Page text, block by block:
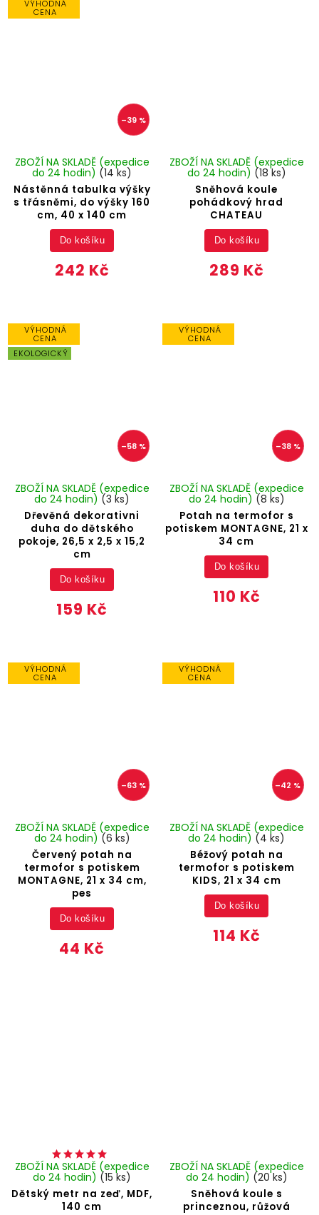
VÝHODNÁ
CENA
–39 %
Nástěnná tabulka výšky
s třásněmi, do výšky 160
cm, 40 x 140 cm
ZBOŽÍ NA SKLADĚ (expedice
do 24 hodin) (14 ks)
242 Kč
Do košíku
Sněhová koule
pohádkový hrad
CHATEAU
ZBOŽÍ NA SKLADĚ (expedice
do 24 hodin) (18 ks)
289 Kč
Do košíku
VÝHODNÁ
CENA
EKOLOGICKÝ
–58 %
Dřevěná dekorativni
duha do dětského
pokoje, 26,5 x 2,5 x 15,2
cm
ZBOŽÍ NA SKLADĚ (expedice
do 24 hodin) (3 ks)
159 Kč
Do košíku
VÝHODNÁ
CENA
–38 %
Potah na termofor s
potiskem MONTAGNE, 21 x
34 cm
ZBOŽÍ NA SKLADĚ (expedice
do 24 hodin) (8 ks)
110 Kč
Do košíku
VÝHODNÁ
CENA
–63 %
Červený potah na
termofor s potiskem
MONTAGNE, 21 x 34 cm,
pes
ZBOŽÍ NA SKLADĚ (expedice
do 24 hodin) (6 ks)
44 Kč
Do košíku
VÝHODNÁ
CENA
–42 %
Béžový potah na
termofor s potiskem
KIDS, 21 x 34 cm
ZBOŽÍ NA SKLADĚ (expedice
do 24 hodin) (4 ks)
114 Kč
Do košíku
Dětský metr na zeď, MDF,
140 cm
ZBOŽÍ NA SKLADĚ (expedice
do 24 hodin) (15 ks)
Sněhová koule s
princeznou, růžová
ZBOŽÍ NA SKLADĚ (expedice
do 24 hodin) (20 ks)